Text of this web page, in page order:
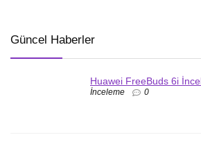
Güncel Haberler
Huawei FreeBuds 6i
İnceleme 0